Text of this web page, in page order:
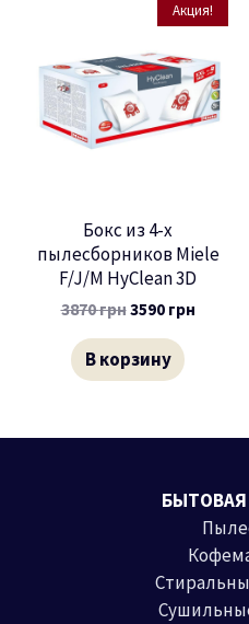
Акция!
Бокс из 4-х
пылесборников Miele
F/J/M HyClean 3D
3870грн3590 грн
В корзину
БЫТОВАЯ